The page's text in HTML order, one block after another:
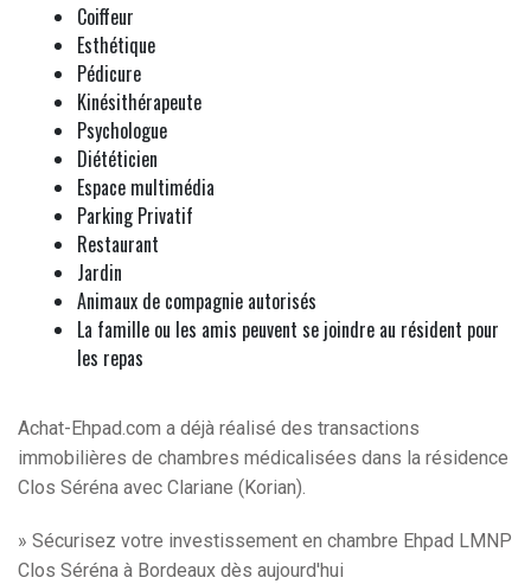
Coiffeur
Esthétique
Pédicure
Kinésithérapeute
Psychologue
Diététicien
Espace multimédia
Parking Privatif
Restaurant
Jardin
Animaux de compagnie autorisés
La famille ou les amis peuvent se joindre au résident pour
les repas
Achat-Ehpad.com a déjà réalisé des transactions
immobilières de chambres médicalisées dans la résidence
Clos Séréna avec Clariane (Korian).
» Sécurisez votre investissement en chambre Ehpad LMNP
Clos Séréna à Bordeaux dès aujourd'hui